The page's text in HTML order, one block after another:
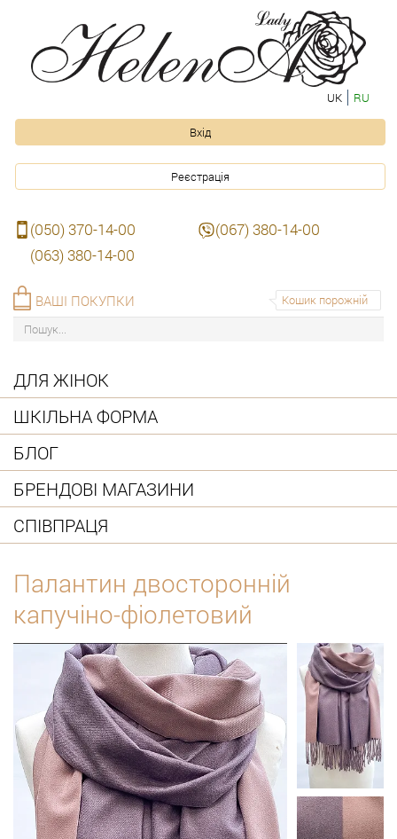
UK RU
Вхід
Реєстрація
(050) 370-14-00
(067) 380-14-00
(063) 380-14-00
Кошик порожній
ВАШІ ПОКУПКИ
ДЛЯ ЖІНОК
ШКІЛЬНА ФОРМА
БЛОГ
БРЕНДОВІ МАГАЗИНИ
СПІВПРАЦЯ
Палантин двосторонній
капучіно-фіолетовий